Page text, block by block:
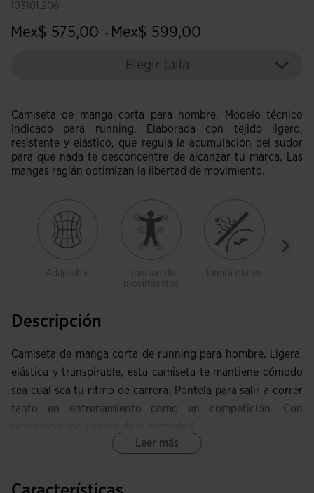
103101.206
Mex$ 575,00 - Mex$ 599,00
Elegir talla
Camiseta de manga corta para hombre. Modelo técnico
indicado para running. Elaborada con tejido ligero,
resistente y elástico, que regula la acumulación del sudor
para que nada te desconcentre de alcanzar tu marca. Las
mangas raglán optimizan la libertad de movimiento.
Adaptable
Libertad de
movimientos
Limita olores
Descripción
Camiseta de manga corta de running para hombre. Ligera,
elástica y transpirable, esta camiseta te mantiene cómodo
sea cual sea tu ritmo de carrera. Póntela para salir a correr
tanto en entrenamiento como en competición. Con
Leer más